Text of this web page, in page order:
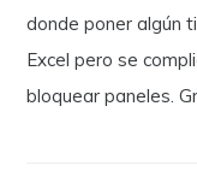
donde poner algún
Excel pero se
bloquear paneles.